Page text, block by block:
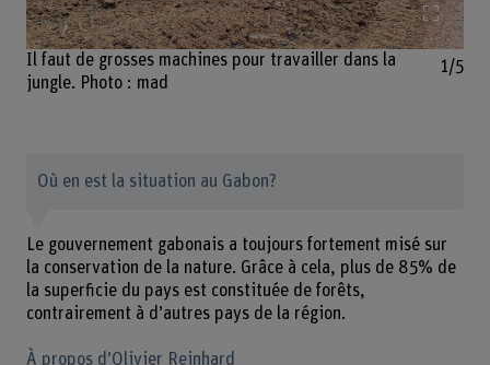
Il faut de grosses machines pour travailler dans la
jungle. Photo : mad
1/5
Où en est la situation au Gabon?
Le gouvernement gabonais a toujours fortement misé sur
la conservation de la nature. Grâce à cela, plus de 85% de
la superficie du pays est constituée de forêts,
contrairement à d’autres pays de la région.
À propos d’Olivier Reinhard